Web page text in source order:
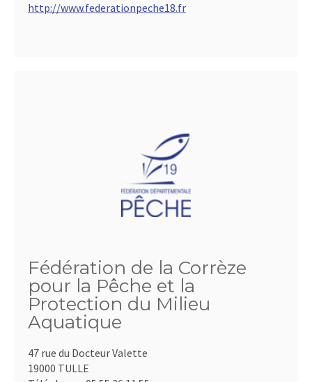
http://www.federationpeche18.fr
Fédération de la Corrèze
pour la Pêche et la
Protection du Milieu
Aquatique
47 rue du Docteur Valette
19000 TULLE